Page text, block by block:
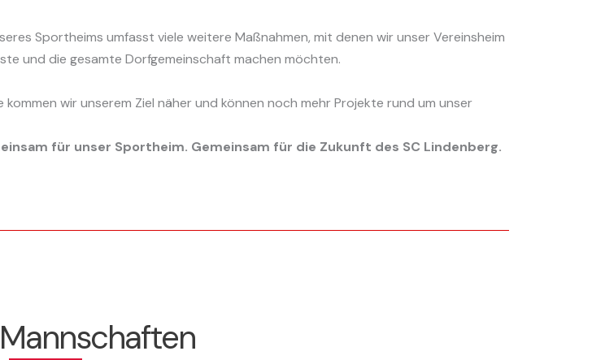
Sportheims umfasst viele weitere Maßnahmen, mit denen wir unser Vereinsheim
und die gesamte Dorfgemeinschaft machen möchten.
wir unserem Ziel näher und können noch mehr Projekte rund um unser
für unser Sportheim. Gemeinsam für die Zukunft des SC Lindenberg.